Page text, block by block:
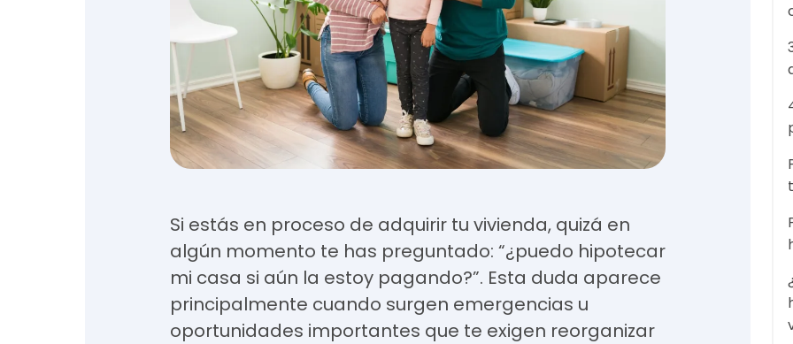
Si estás en proceso de adquirir tu vivienda, quizá en
algún momento te has preguntado: “¿puedo hipotecar
mi casa si aún la estoy pagando?”. Esta duda aparece
principalmente cuando surgen emergencias u
oportunidades importantes que te exigen reorganizar